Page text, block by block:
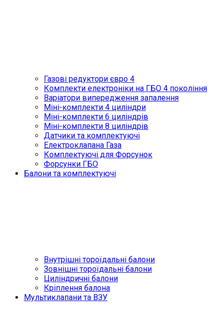
Газові редуктори євро 4
Комплекти електроніки на ГБО 4 покоління
Варіатори випередження запалення
Міні-комплекти 4 циліндри
Міні-комплекти 6 циліндрів
Міні-комплекти 8 циліндрів
Датчики та комплектуючі
Електроклапана Газа
Комплектуючі для Форсунок
Форсунки ГБО
Балони та комплектуючі
Внутрішні тороїдальні балони
Зовнішні тороїдальні балони
Циліндричні балони
Кріплення балона
Мультиклапани та ВЗУ